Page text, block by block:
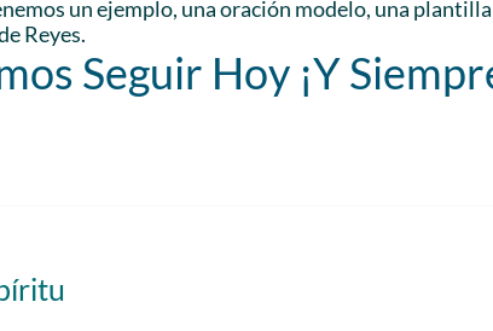
un ejemplo, una oración modelo, una
Reyes.
Seguir Hoy ¡Y